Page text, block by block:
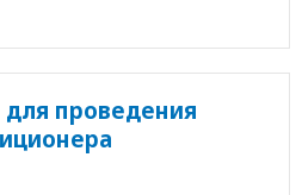
проведения